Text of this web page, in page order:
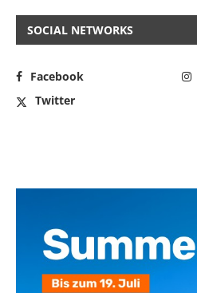
SOCIAL NETWORKS
Facebook
Twitter